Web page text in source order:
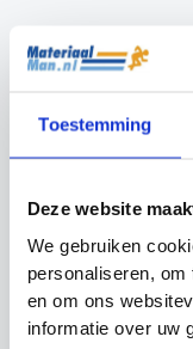
Toestemming
Deze website
We gebruiken
personaliseren,
en om ons
informatie over uw
27
Kenmerken:
Magnetisch
Eenvoudig
Geschikt